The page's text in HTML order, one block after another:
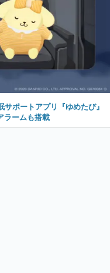
ポートアプリ『ゆめたび』
ラームも搭載